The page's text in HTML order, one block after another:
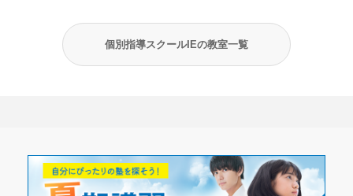
個別指導スクールIEの教室一覧